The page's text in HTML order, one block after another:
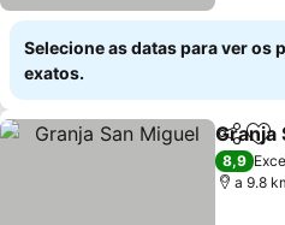
Selecione as datas para ver os
exatos.
Partilhar
Granja
8,9
a 9.8